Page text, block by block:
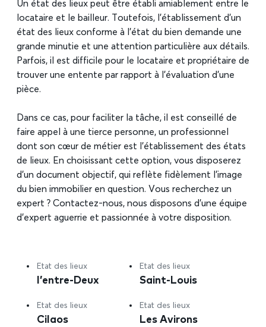
Un état des lieux peut être établi amiablement entre le
locataire et le bailleur. Toutefois, l’établissement d’un
état des lieux conforme à l’état du bien demande une
grande minutie et une attention particulière aux détails.
Parfois, il est difficile pour le locataire et propriétaire de
trouver une entente par rapport à l’évaluation d’une
pièce.
Dans ce cas, pour faciliter la tâche, il est conseillé de
faire appel à une tierce personne, un professionnel
dont son cœur de métier est l’établissement des états
de lieux. En choisissant cette option, vous disposerez
d’un document objectif, qui reflète fidèlement l’image
du bien immobilier en question. Vous recherchez un
expert ? Contactez-nous, nous disposons d’une équipe
d’expert aguerrie et passionnée à votre disposition.
Etat des lieux
l’entre-Deux
Etat des lieux
Saint-Louis
Etat des lieux
Cilaos
Etat des lieux
Les Avirons